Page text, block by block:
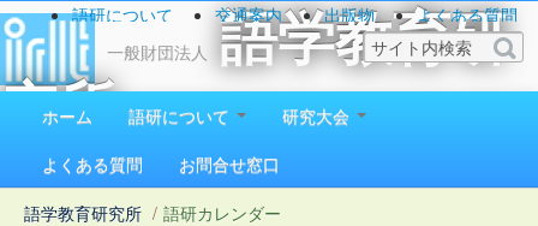
一般財団法人
語学教育研
究所
1923（大正12）年創立
語研について 交通案内 出版物
よくある質問
お問い合わせ
ホーム 語研について
研究大会
よくある質問
お問合せ窓口
語学教育研究所 / 語研カレンダー